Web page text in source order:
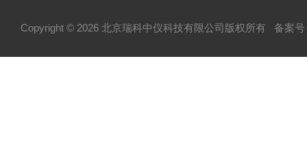
Copyright © 2026 北京瑞科中仪科技有限公司版权所有 备案号